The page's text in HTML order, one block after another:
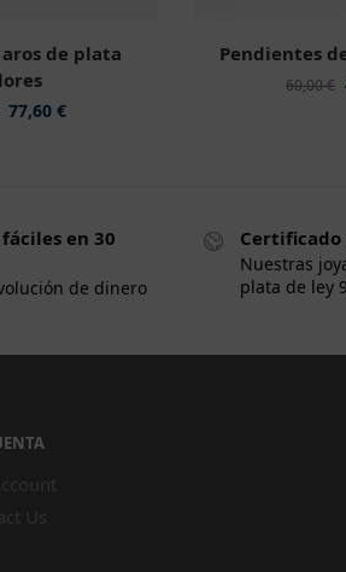
de plata
77,60€
Pendientes
60,00€
en 30
de dinero
Nuestras
plata de ley